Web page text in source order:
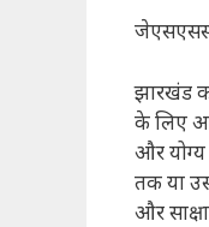
झारखंड
के लिए
और
तक या
और